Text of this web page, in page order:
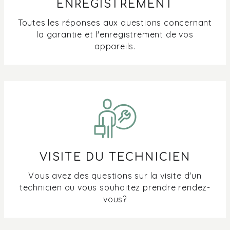
ENREGISTREMENT
Toutes les réponses aux questions concernant
la garantie et l'enregistrement de vos
appareils.
VISITE DU TECHNICIEN
Vous avez des questions sur la visite d'un
technicien ou vous souhaitez prendre rendez-
vous?